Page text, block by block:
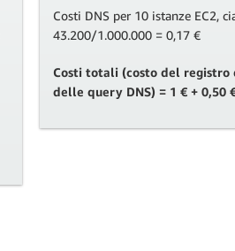
Costi DNS per 10 istanze EC2,
43.200/1.000.000 = 0,17 €
Costi totali (costo del registro
delle query DNS) = 1 € + 0,50